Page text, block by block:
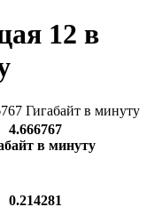
12 в
Гигабайт в минуту
4.666767
в минуту
0.214281